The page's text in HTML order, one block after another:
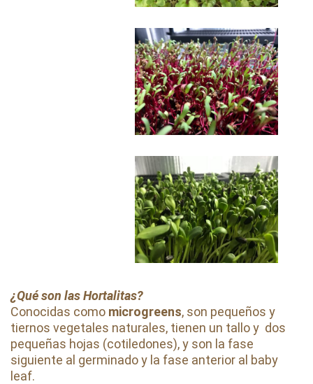
¿Qué son las Hortalitas?
Conocidas como microgreens, son pequeños y
tiernos vegetales naturales, tienen un tallo y dos
pequeñas hojas (cotiledones), y son la fase
siguiente al germinado y la fase anterior al baby
leaf.